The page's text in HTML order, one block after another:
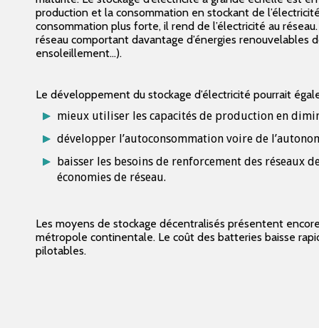
production et la consommation en stockant de
consommation plus forte, il rend de l’électricité au
réseau comportant davantage d’énergies
ensoleillement…).
Le développement du stockage d’électricité pourrait
mieux utiliser les capacités de production en
développer l’autoconsommation voire de
baisser les besoins de renforcement des réseaux
économies de réseau.
Les moyens de stockage décentralisés présentent
métropole continentale. Le coût des batteries baisse
pilotables.